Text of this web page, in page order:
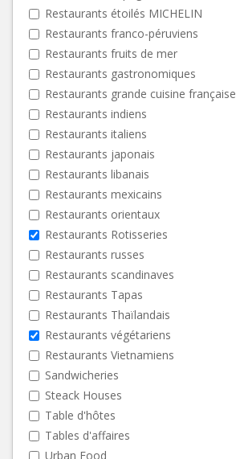
Restaurants étoilés MICHELIN
Restaurants franco-péruviens
Restaurants fruits de mer
Restaurants gastronomiques
Restaurants grande cuisine française
Restaurants indiens
Restaurants italiens
Restaurants japonais
Restaurants libanais
Restaurants mexicains
Restaurants orientaux
Restaurants Rotisseries
Restaurants russes
Restaurants scandinaves
Restaurants Tapas
Restaurants Thaïlandais
Restaurants végétariens
Restaurants Vietnamiens
Sandwicheries
Steack Houses
Table d'hôtes
Tables d'affaires
Urban Food